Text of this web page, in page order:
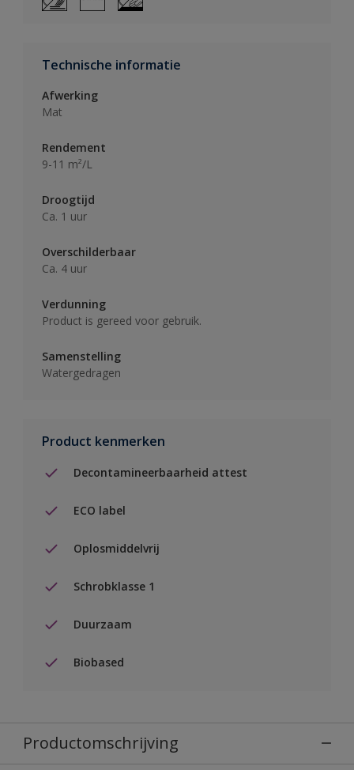
Technische informatie
Afwerking
Mat
Rendement
9-11 m²/L
Droogtijd
Ca. 1 uur
Overschilderbaar
Ca. 4 uur
Verdunning
Product is gereed voor gebruik.
Samenstelling
Watergedragen
Product kenmerken
Decontamineerbaarheid attest
ECO label
Oplosmiddelvrij
Schrobklasse 1
Duurzaam
Biobased
Productomschrijving